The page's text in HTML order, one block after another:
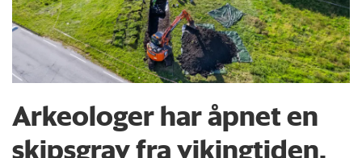
Arkeologer har åpnet en
skipsgrav fra vikingtiden.